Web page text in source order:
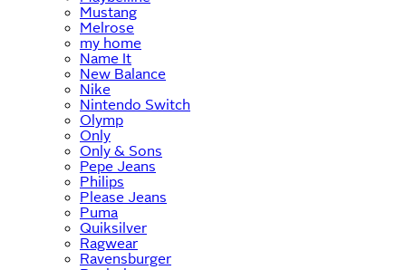
Mustang
Melrose
my home
Name It
New Balance
Nike
Nintendo Switch
Olymp
Only
Only & Sons
Pepe Jeans
Philips
Please Jeans
Puma
Quiksilver
Ragwear
Ravensburger